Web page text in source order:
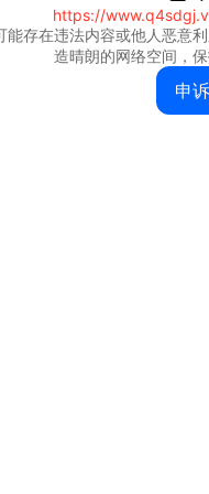
能存在违法内容或他人恶意
造晴朗的网络空间，
申